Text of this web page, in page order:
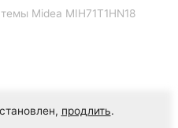
Midea MIH71T1HN18
продлить.